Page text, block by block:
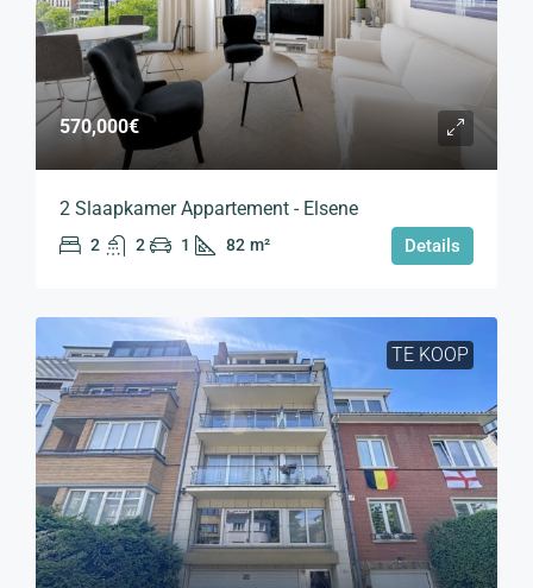
570,000€
2 Slaapkamer Appartement - Elsene
2 2 1 82 m² Details
TE KOOP